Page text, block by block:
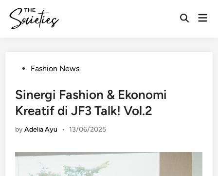
content
Open
PostedFashion News
Sinergi Fashion & Ekonomi
Kreatif di JF3 Talk! Vol.2
byAdelia Ayu • 13/06/2025